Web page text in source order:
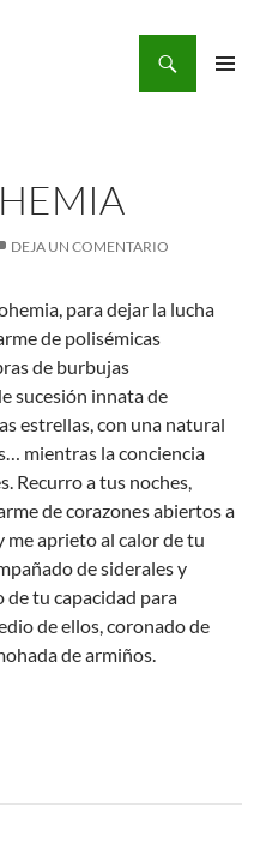
DEJA UN COMENTARIO
para dejar la lucha
de polisémicas
de burbujas
sucesión innata de
estrellas, con una natural
mientras la conciencia
Recurro a tus noches,
de corazones abiertos a
aprieto al calor de tu
de siderales y
tu capacidad para
de ellos, coronado de
de armiños.